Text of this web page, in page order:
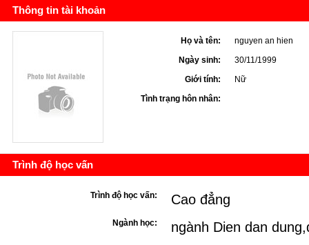
Thông tin tài khoản
Họ và tên:
nguyen an hien
Ngày sinh:
30/11/1999
Giới tính:
Nữ
Tình trạng hôn nhân:
Trình độ học vấn
Trình độ học vấn: Cao đẳng
Ngành học: ngành Dien dan